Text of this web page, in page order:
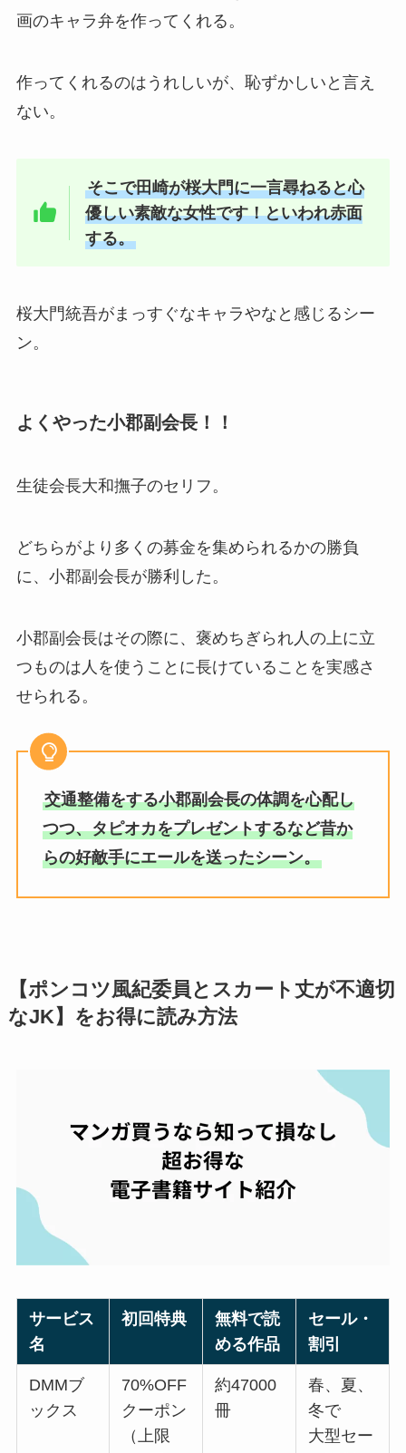
画のキャラ弁を作ってくれる。
作ってくれるのはうれしいが、恥ずかしいと言え
ない。
そこで田崎が桜大門に一言尋ねると心
優しい素敵な女性です！といわれ赤面
する。
桜大門統吾がまっすぐなキャラやなと感じるシー
ン。
よくやった小郡副会長！！
生徒会長大和撫子のセリフ。
どちらがより多くの募金を集められるかの勝負
に、小郡副会長が勝利した。
小郡副会長はその際に、褒めちぎられ人の上に立
つものは人を使うことに長けていることを実感さ
せられる。
交通整備をする小郡副会長の体調を心配し
つつ、タピオカをプレゼントするなど昔か
らの好敵手にエールを送ったシーン。
【ポンコツ風紀委員とスカート丈が不適切
なJK】をお得に読み方法
サービス
名
初回特典
無料で読
める作品
セール・
割引
DMMブ
ックス
70%OFF
クーポン
（上限
約47000
冊
春、夏、
冬で
大型セー